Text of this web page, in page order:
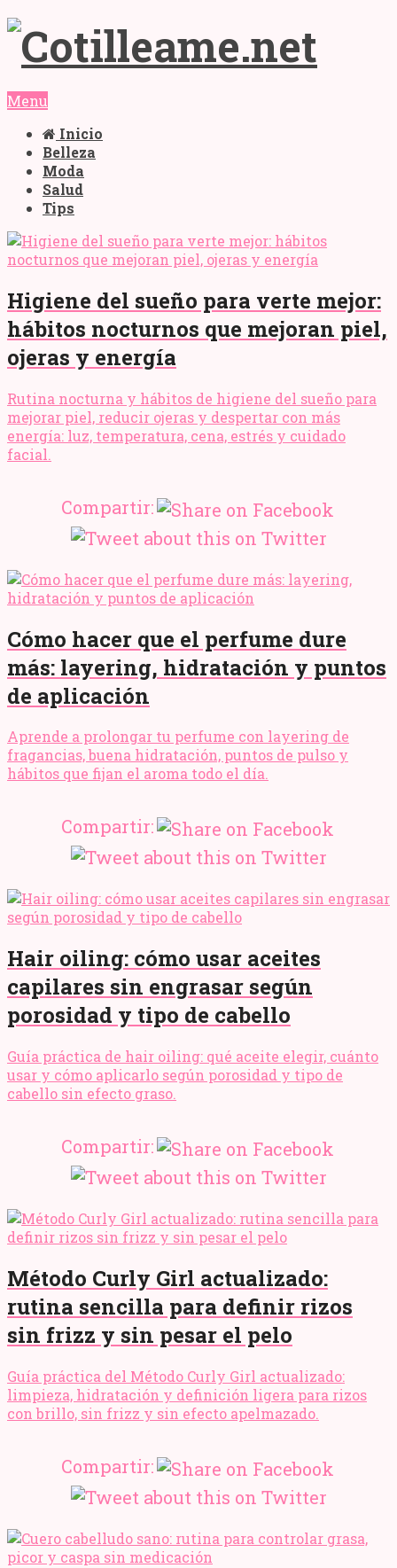
Menu
Inicio
Belleza
Moda
Salud
Tips
Higiene del sueño para verte mejor:
hábitos nocturnos que mejoran piel,
ojeras y energía
Rutina nocturna y hábitos de higiene del sueño para
mejorar piel, reducir ojeras y despertar con más
energía: luz, temperatura, cena, estrés y cuidado
facial.
Compartir:
Cómo hacer que el perfume dure
más: layering, hidratación y puntos
de aplicación
Aprende a prolongar tu perfume con layering de
fragancias, buena hidratación, puntos de pulso y
hábitos que fijan el aroma todo el día.
Compartir:
Hair oiling: cómo usar aceites
capilares sin engrasar según
porosidad y tipo de cabello
Guía práctica de hair oiling: qué aceite elegir, cuánto
usar y cómo aplicarlo según porosidad y tipo de
cabello sin efecto graso.
Compartir:
Método Curly Girl actualizado:
rutina sencilla para definir rizos
sin frizz y sin pesar el pelo
Guía práctica del Método Curly Girl actualizado:
limpieza, hidratación y definición ligera para rizos
con brillo, sin frizz y sin efecto apelmazado.
Compartir: